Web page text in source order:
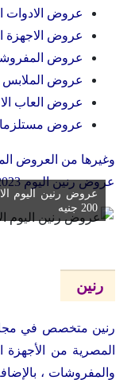
عروض الادوات
عروض الاجهزة
عروض
عروض الملابس
عروض العاب
عروض
وغيرها من العروض
عروض رنين اليوم 2023
200 جنيه
رنين
رنين متخصص في مجال
المصرية من الأجهزة
والمفروشات ،